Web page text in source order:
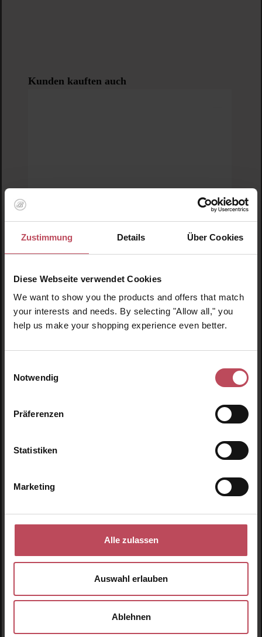
Zustimmung Details Über Cookies
Diese Webseite verwendet Cookies
We want to show you the products and offers that match
your interests and needs. By selecting "Allow all," you
help us make your shopping experience even better.
Notwendig
Präferenzen
Statistiken
Marketing
Alle zulassen
Auswahl erlauben
Ablehnen
Produktgalerie überspringen
Kunden kauften auch
Natura Siberica
Lab Biome Phyto Retinol Anti Puff & Dark
Circles Eye Patch
Augenmaske